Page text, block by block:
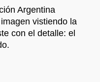
Argentina
vistiendo la
con el detalle: el